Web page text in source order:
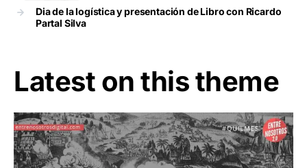
Dia de la logística y presentación de Libro con Ricardo
Partal Silva
Latest on this theme